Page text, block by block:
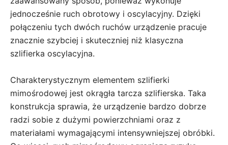
jednocześnie ruch obrotowy i oscylacyjny. Dzięki
połączeniu tych dwóch ruchów urządzenie pracuje
znacznie szybciej i skuteczniej niż klasyczna
szlifierka oscylacyjna.
Charakterystycznym elementem szlifierki
mimośrodowej jest okrągła tarcza szlifierska. Taka
konstrukcja sprawia, że urządzenie bardzo dobrze
radzi sobie z dużymi powierzchniami oraz z
materiałami wymagającymi intensywniejszej obróbki.